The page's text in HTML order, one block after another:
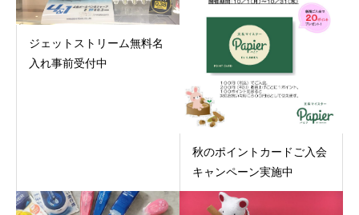
ジェットストリーム無料名
入れ事前受付中
秋のポイントカードご入会
キャンペーン実施中